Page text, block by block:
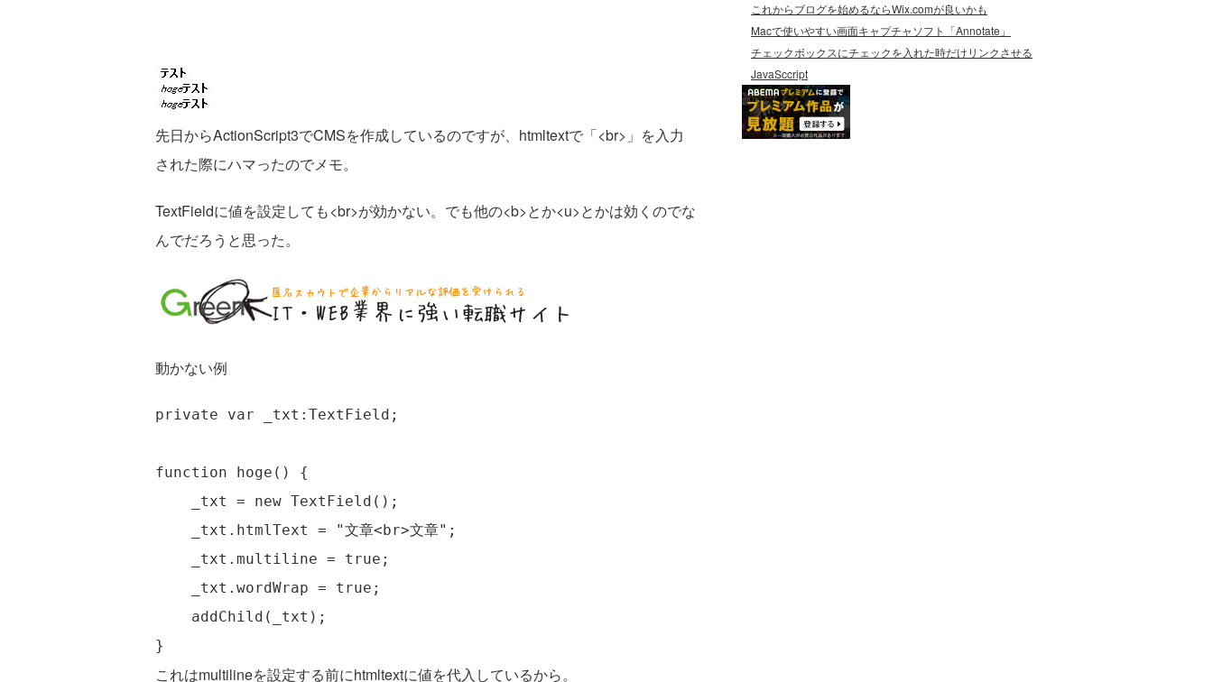
先日からActionScript3でCMSを作成しているのですが、htmltextで「<br>」を入力
された際にハマったのでメモ。
TextFieldに値を設定しても<br>が効かない。でも他の<b>とか<u>とかは効くのでな
んでだろうと思った。
動かない例
private var _txt:TextField;
function hoge() {
    _txt = new TextField();
    _txt.htmlText = "文章<br>文章";
    _txt.multiline = true;
    _txt.wordWrap = true;
    addChild(_txt);
これはmultilineを設定する前にhtmltextに値を代入しているから。
これからブログを始めるならWix.comが良いかも
Macで使いやすい画面キャプチャソフト「Annotate」
チェックボックスにチェックを入れた時だけリンクさせる
JavaSccript